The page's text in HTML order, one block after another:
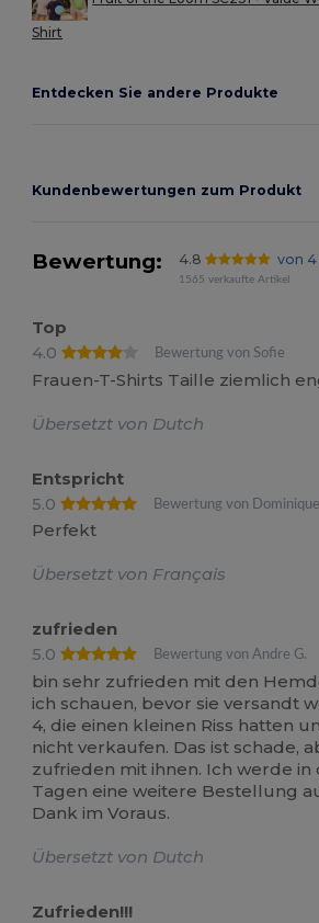
Shirt
Entdecken Sie andere Produkte
Kundenbewertungen zum Produkt
Bewertung: 4.8 von
1565 verkaufte Artikel
Top
4.0
Bewertung von Sofie
Frauen-T-Shirts Taille ziemlich
Übersetzt von Dutch
Entspricht
5.0
Bewertung von
Perfekt
Übersetzt von Français
zufrieden
5.0
Bewertung von Andre G.
bin sehr zufrieden mit den
ich schauen, bevor sie versandt
4, die einen kleinen Riss hatten
nicht verkaufen. Das ist schade,
zufrieden mit ihnen. Ich werde in
Tagen eine weitere Bestellung
Dank im Voraus.
Übersetzt von Dutch
Zufrieden!!!